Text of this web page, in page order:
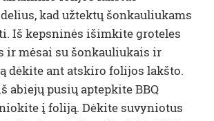
kad užtektų šonkauliukams
Iš kepsninės išimkite groteles
ir mėsai su šonkauliukais ir
dėkite ant atskiro folijos lakšto.
abiejų pusių aptepkite BBQ
į foliją. Dėkite suvyniotus